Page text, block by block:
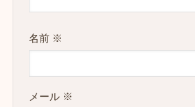
名前 ※
メール ※